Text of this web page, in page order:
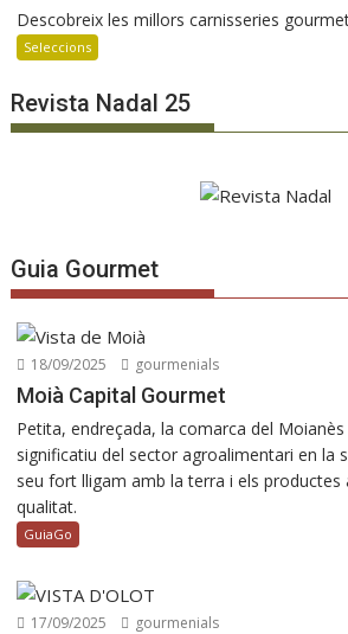
Descobreix les millors carnisseries
Seleccions
Revista Nadal 25
Guia Gourmet
18/09/2025 gourmenials
Moià Capital Gourmet
Petita, endreçada, la comarca del
significatiu del sector agroalimentari en la
seu fort lligam amb la terra i els productes
qualitat.
GuiaGo
17/09/2025 gourmenials